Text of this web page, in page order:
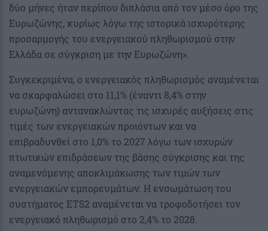
δύο μήνες ήταν περίπου διπλάσια από τον μέσο όρο της
Ευρωζώνης, κυρίως λόγω της ιστορικά ισχυρότερης
προσαρμογής του ενεργειακού πληθωρισμού στην
Ελλάδα σε σύγκριση με την Ευρωζώνη».
Συγκεκριμένα, ο ενεργειακός πληθωρισμός αναμένεται
να σκαρφαλώσει στο 11,1% (έναντι 8,4% στην
ευρωζώνη) αντανακλώντας τις ισχυρές αυξήσεις στις
τιμές των ενεργειακών προιόντων και να
επιβραδυνθεί στο 1,0% το 2027 λόγω των ισχυρών
πτωτικών επιδράσεων της βάσης σύγκρισης και της
αναμενόμενης αποκλιμάκωσης των τιμών των
ενεργειακών εμπορευμάτων. Η ενσωμάτωση του
συστήματος ETS2 αναμένεται να τροφοδοτήσει τον
ενεργειακό πληθωρισμό στο 2,4% το 2028.